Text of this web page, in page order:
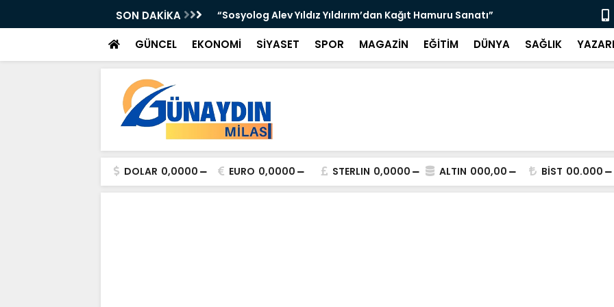
SON DAKİKA “Sosyolog Alev Yıldız Yıldırım’dan Kağıt Hamuru Sanatı” “3 Bin
GÜNCEL EKONOMİ SİYASET SPOR MAGAZİN EĞİTİM DÜNYA SAĞLIK
DOLAR 0,0000 EURO 0,0000 STERLIN 0,0000 ALTIN 000,00 BİST 00.000